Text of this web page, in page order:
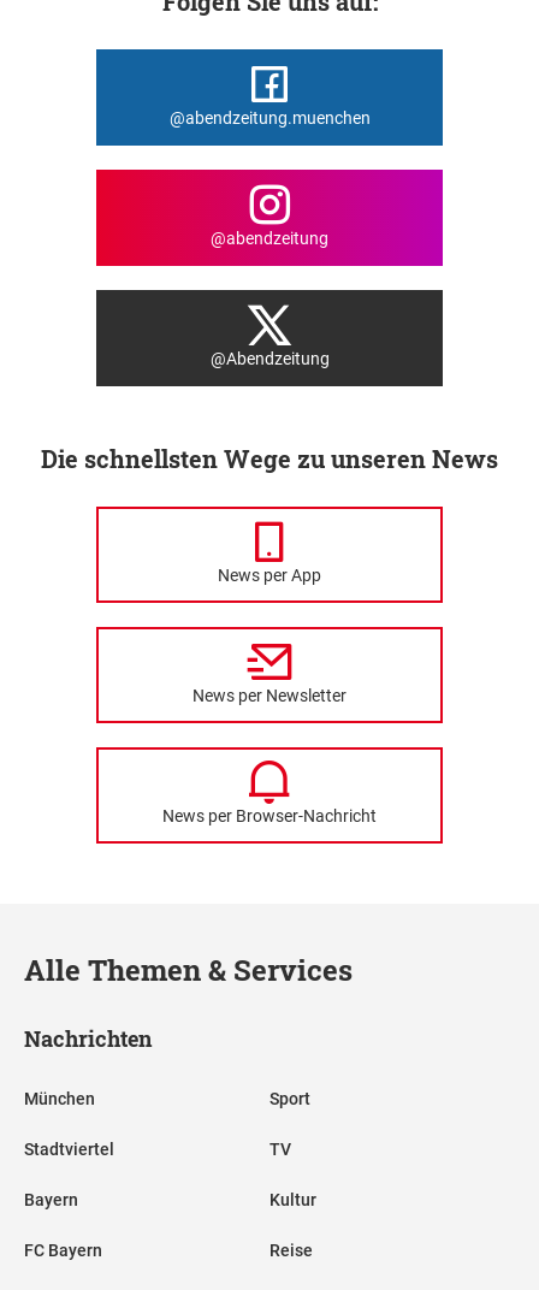
@abendzeitung.muenchen
@abendzeitung
@Abendzeitung
Die schnellsten Wege zu unseren News
News per App
News per Newsletter
News per Browser-Nachricht
Alle Themen & Services
Nachrichten
München
Stadtviertel
Bayern
FC Bayern
Sport
TV
Kultur
Reise